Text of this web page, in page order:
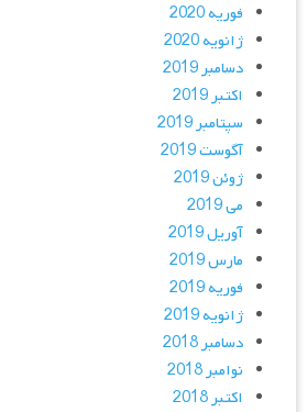
فوریه 2020
ژانویه 2020
دسامبر 2019
اکتبر 2019
سپتامبر 2019
آگوست 2019
ژوئن 2019
می 2019
آوریل 2019
مارس 2019
فوریه 2019
ژانویه 2019
دسامبر 2018
نوامبر 2018
اکتبر 2018